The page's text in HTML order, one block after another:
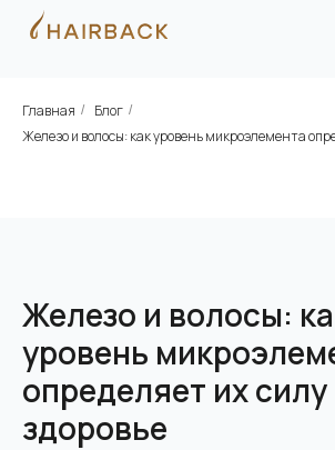
Главная / Блог /
Железо и волосы: как уровень микроэлемента
Железо и волосы:
уровень
определяет их силу
здоровье